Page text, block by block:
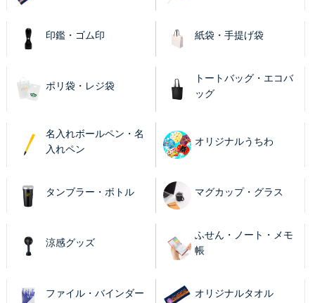
印鑑・ゴム印 紙袋・手提げ袋
ポリ袋・レジ袋
トートバッグ・エコバ
ッグ
名入れボールペン・名
入れペン
オリジナルうちわ
タンブラー・ボトル マグカップ・グラス
涼感グッズ
ふせん・ノート・メモ
帳
ファイル・バインダー オリジナルタオル